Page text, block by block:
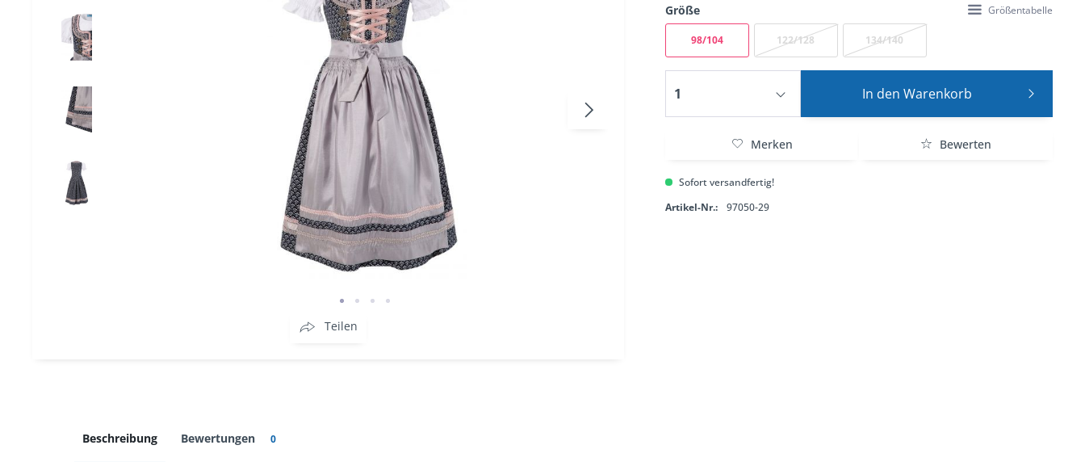
Teilen
Größe Größentabelle
98/104 122/128 134/140
In den Warenkorb
Merken Bewerten
Sofort versandfertig!
Artikel-Nr.:
97050-29
Beschreibung Bewertungen 0